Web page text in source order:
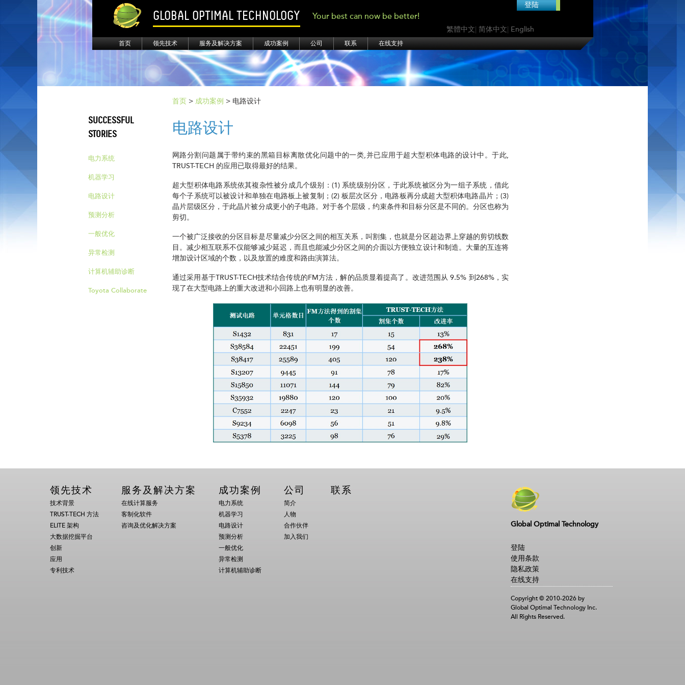
繁體中文 简体中文 English
GLOBAL OPTIMAL TECHNOLOGY Your best can now be better!
登陆
首页 领先技术 服务及解决方案 成功案例 公司 联系 在线支持
SUCCESSFUL
STORIES
电力系统
机器学习
电路设计
预测分析
一般优化
异常检测
计算机辅助诊断
Toyota Collaborate
首页 > 成功案例 > 电路设计
电路设计
网路分割问题属于带约束的黑箱目标离散优化问题中的一类,并已应用于超大型积体电路的设计中。于此,
TRUST-TECH 的应用已取得最好的结果。
超大型积体电路系统依其複杂性被分成几个级别：(1) 系统级别分区，于此系统被区分为一组子系统，借此
每个子系统可以被设计和单独在电路板上被复制；(2) 板层次区分，电路板再分成超大型积体电路晶片；(3)
晶片层级区分，于此晶片被分成更小的子电路。对于各个层级，约束条件和目标分区是不同的。分区也称为
剪切。
一个被广泛接收的分区目标是尽量减少分区之间的相互关系，叫割集，也就是分区超边界上穿越的剪切线数
目。减少相互联系不仅能够减少延迟，而且也能减少分区之间的介面以方便独立设计和制造。大量的互连将
增加设计区域的个数，以及放置的难度和路由演算法。
通过采用基于TRUST-TECH技术结合传统的FM方法，解的品质显着提高了。改进范围从 9.5% 到268%，实
现了在大型电路上的重大改进和小回路上也有明显的改善。
领先技术
技术背景
TRUST-TECH 方法
ELITE 架构
大数据挖掘平台
创新
应用
专利技术
服务及解决方案
在线计算服务
客制化软件
咨询及优化解决方案
成功案例
电力系统
机器学习
电路设计
预测分析
一般优化
异常检测
计算机辅助诊断
公司
简介
人物
合作伙伴
加入我们
联系
Global Optimal Technology
登陆
使用条款
隐私政策
在线支持
Copyright © 2010-2026 by
Global Optimal Technology Inc.
All Rights Reserved.